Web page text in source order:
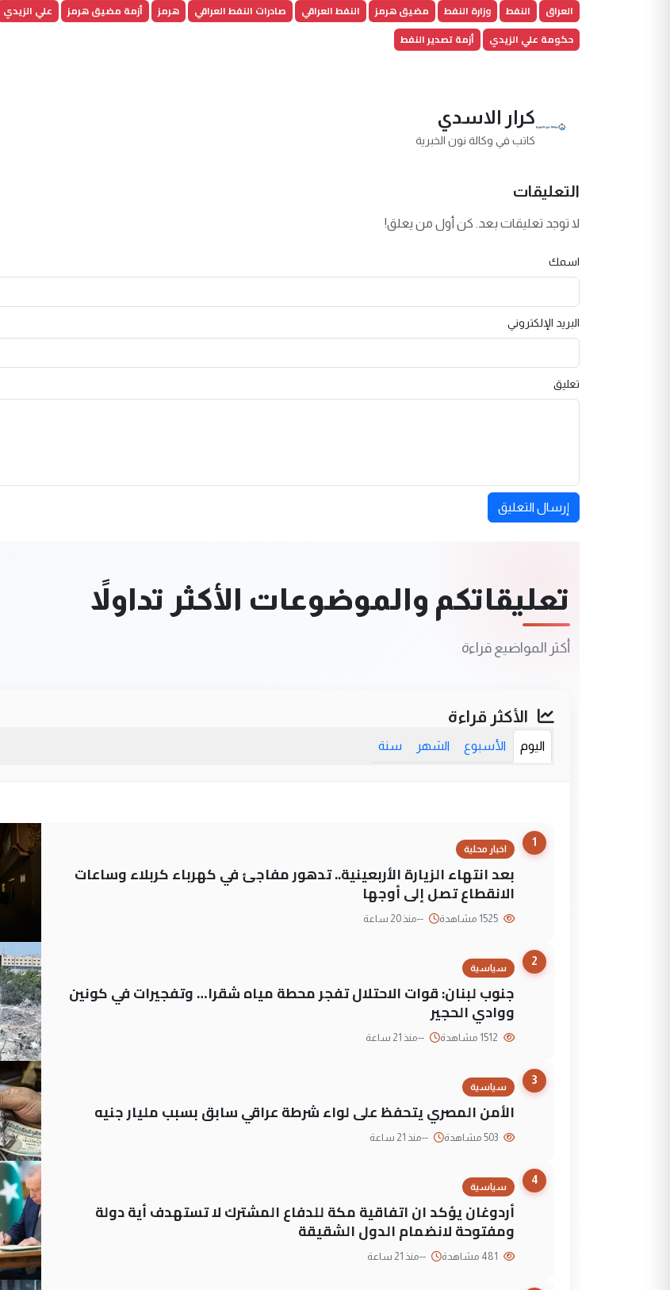
العراق النفط وزارة النفط مضيق هرمز النفط العراقي صادرات النفط العراقي هرمز أزمة مضيق هرمز
علي الزيدي
حكومة علي الزيدي
أزمة تصدير النفط
كرار الاسدي
كاتب في وكالة نون الخبرية
التعليقات
لا توجد تعليقات بعد. كن أول من يعلق!
اسمك
البريد الإلكتروني
تعليق
إرسال التعليق
تعليقاتكم والموضوعات الأكثر تداولاً
أكثر المواضيع قراءة
الأكثر قراءة
اليوم الأسبوع الشهر سنة
1
اخبار محلية
بعد انتهاء الزيارة الأربعينية.. تدهور مفاجئ في كهرباء كربلاء وساعات
الانقطاع تصل إلى أوجها
--منذ 20 ساعة
2
سياسية
جنوب لبنان: قوات الاحتلال تفجر محطة مياه شقرا… وتفجيرات في كونين
ووادي الحجير
--منذ 21 ساعة
3
سياسية
الأمن المصري يتحفظ على لواء شرطة عراقي سابق بسبب مليار جنيه
--منذ 21 ساعة
4
سياسية
أردوغان يؤكد ان اتفاقية مكة للدفاع المشترك لا تستهدف أية دولة
ومفتوحة لانضمام الدول الشقيقة
--منذ 21 ساعة